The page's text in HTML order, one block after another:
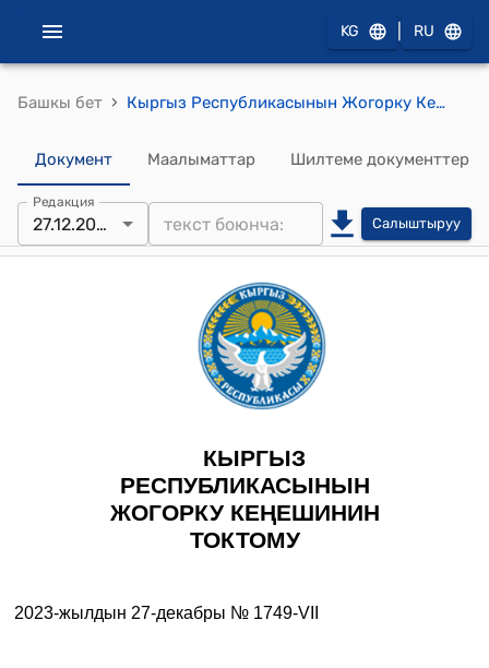
KG RU
Башкы бет › Кыргыз Республикасынын Жогорку Кеңешинин 2023-жылдын 27-декабрындагы № 1749-VII "Кыргыз Республикасынын Жогорку Кеңешинин 2023-жылдын 27-декабрындагы жыйналышынын күн тартибин бекитүү жөнүндө" токтому
Документ Маалыматтар Шилтеме документтер
Редакция
27.12.2023 Салыштыруу